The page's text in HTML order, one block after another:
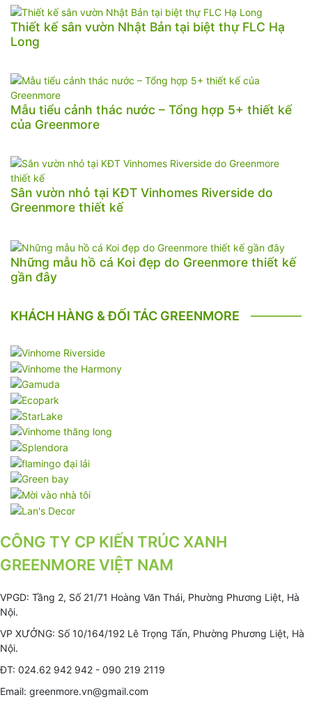
Thiết kế sân vườn Nhật Bản tại biệt thự FLC Hạ
Long
Mẫu tiểu cảnh thác nước – Tổng hợp 5+ thiết kế
của Greenmore
Sân vườn nhỏ tại KĐT Vinhomes Riverside do
Greenmore thiết kế
Những mẫu hồ cá Koi đẹp do Greenmore thiết kế
gần đây
KHÁCH HÀNG & ĐỐI TÁC GREENMORE
CÔNG TY CP KIẾN TRÚC XANH
GREENMORE VIỆT NAM
VPGD: Tầng 2, Số 21/71 Hoàng Văn Thái, Phường Phương Liệt, Hà
Nội.
VP XƯỞNG: Số 10/164/192 Lê Trọng Tấn, Phường Phương Liệt, Hà
Nội.
ĐT: 024.62 942 942 - 090 219 2119
Email: greenmore.vn@gmail.com